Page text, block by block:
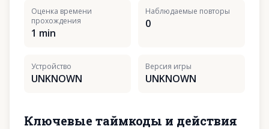
Оценка времени
прохождения
1 min
Наблюдаемые повторы
0
Устройство
UNKNOWN
Версия игры
UNKNOWN
Ключевые таймкоды и действия